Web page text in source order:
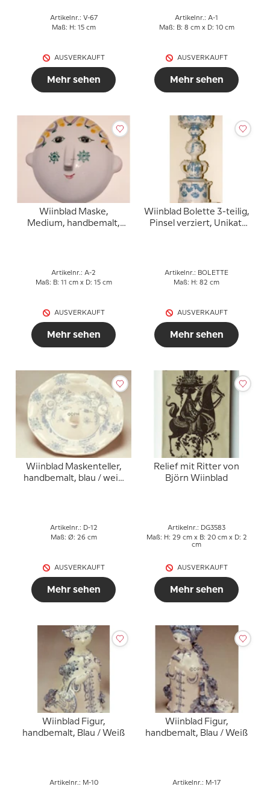
Artikelnr.: V-67
Maß: H: 15 cm
AUSVERKAUFT
Mehr sehen
Artikelnr.: A-1
Maß: B: 8 cm x D: 10 cm
AUSVERKAUFT
Mehr sehen
Wiinblad Maske,
Medium, handbemalt,
Artikelnr.: A-2
Maß: B: 11 cm x D: 15 cm
AUSVERKAUFT
Mehr sehen
Wiinblad Bolette 3-teilig,
Pinsel verziert, Unikat,
Artikelnr.: BOLETTE
Maß: H: 82 cm
AUSVERKAUFT
Mehr sehen
Wiinblad Maskenteller,
handbemalt, blau / weiß
Artikelnr.: D-12
Maß: Ø: 26 cm
AUSVERKAUFT
Mehr sehen
Relief mit Ritter von
Björn Wiinblad
Artikelnr.: DG3583
Maß: H: 29 cm x B: 20 cm x D: 2
cm
AUSVERKAUFT
Mehr sehen
Wiinblad Figur,
handbemalt, Blau / Weiß
Artikelnr.: M-10
Wiinblad Figur,
handbemalt, Blau / Weiß
Artikelnr.: M-17